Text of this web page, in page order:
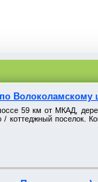
Волоколамскому
59 км от МКАД,
/ коттеджный поселок.